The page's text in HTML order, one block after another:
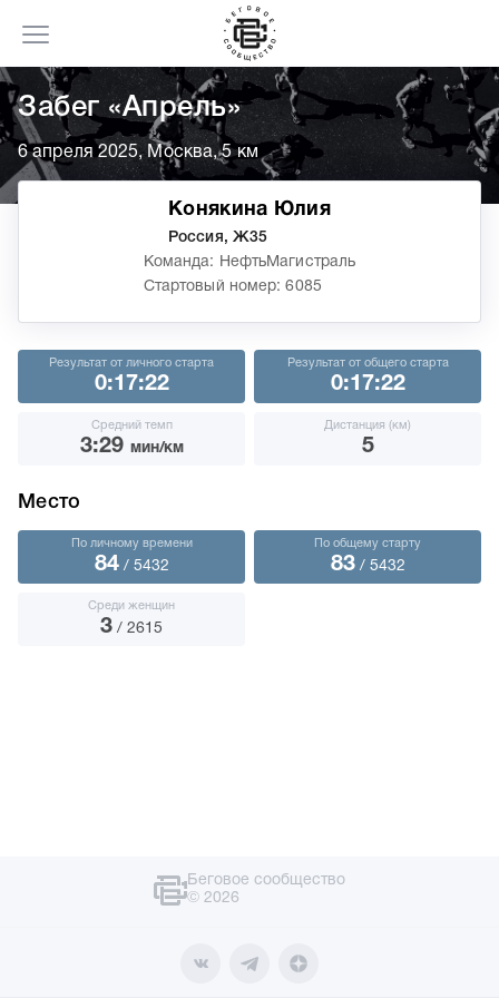
Забег «Апрель»
6 апреля 2025, Москва, 5 км
Конякина Юлия
Россия, Ж35
Команда: НефтьМагистраль
Стартовый номер: 6085
Результат от личного старта
0:17:22
Результат от общего старта
0:17:22
Средний темп
3:29 мин/км
Дистанция (км)
5
Место
По личному времени
84/ 5432
По общему старту
83/ 5432
Среди женщин
3 / 2615
Беговое сообщество
© 2026